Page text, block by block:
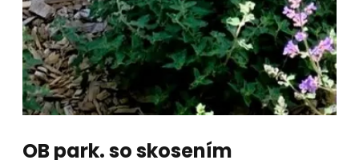
OB park. so skosením